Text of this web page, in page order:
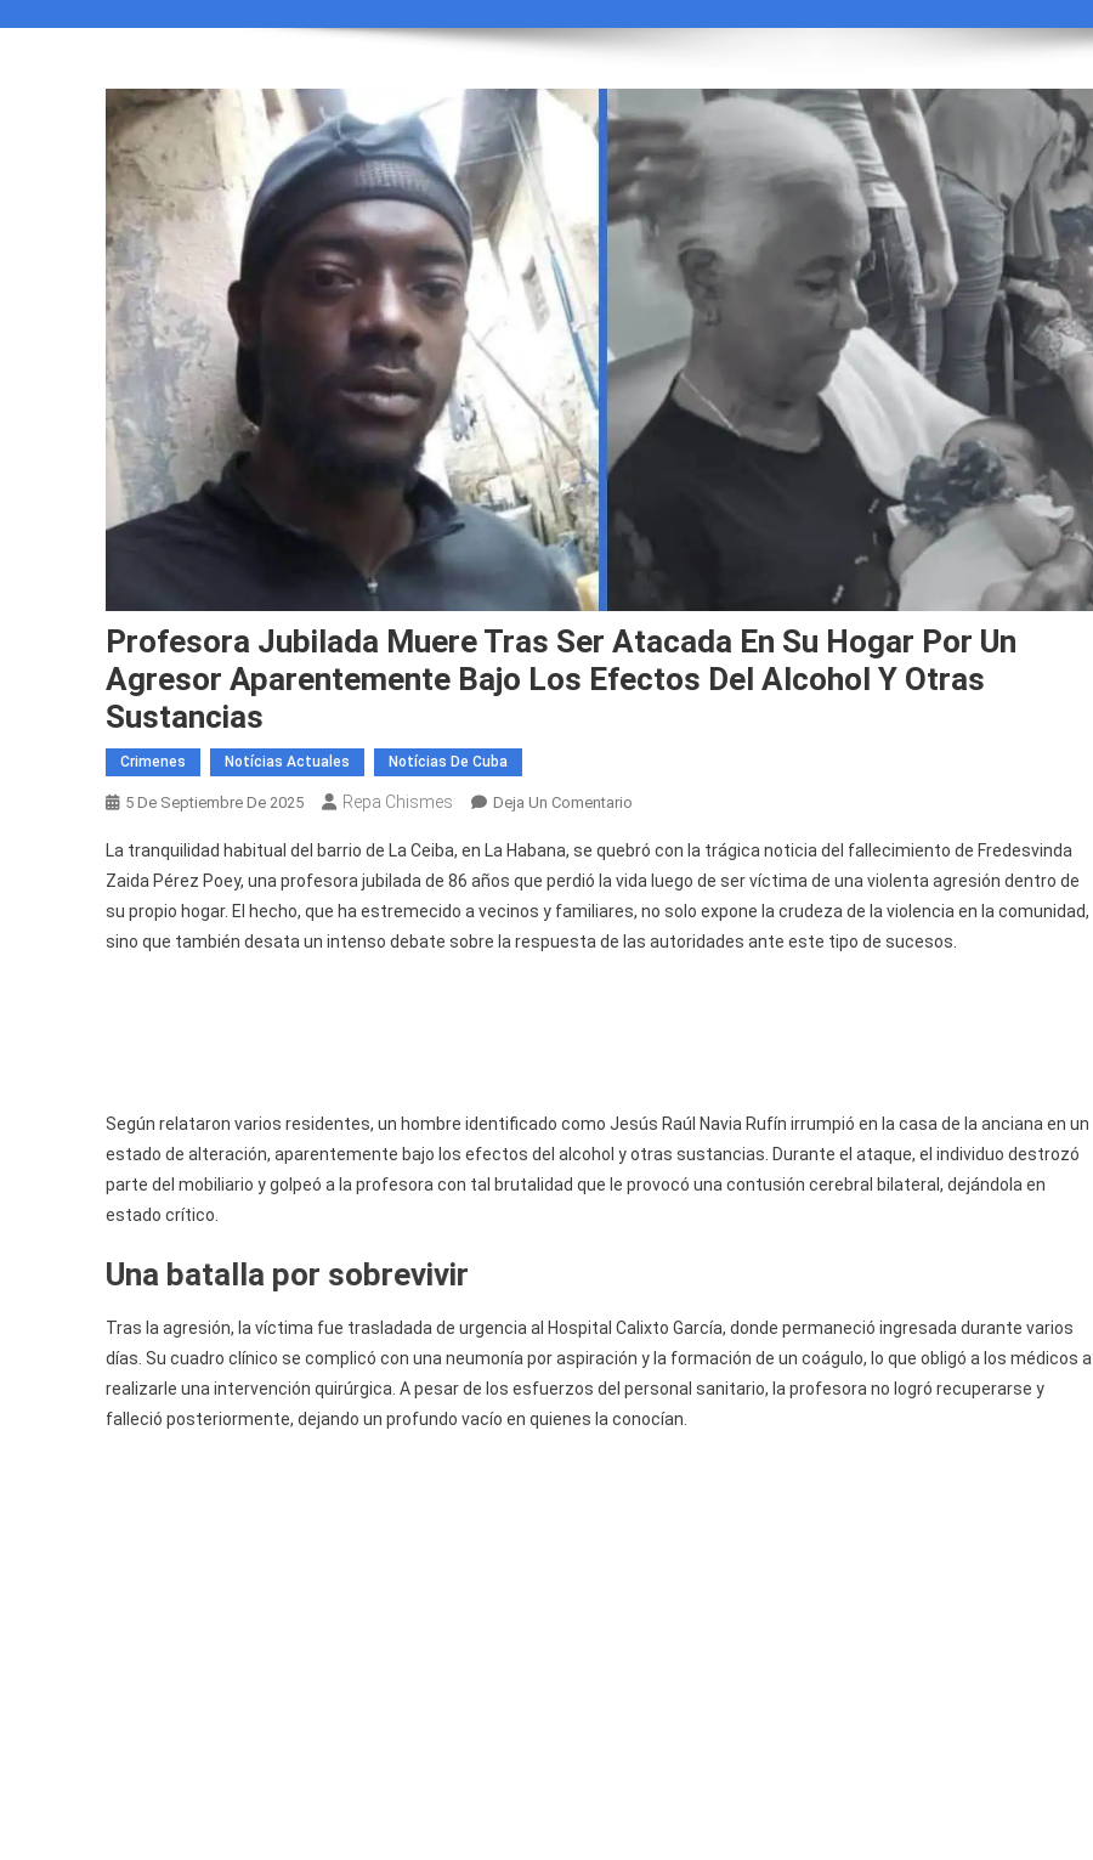
Profesora Jubilada Muere Tras Ser Atacada En Su Hogar Por Un
Agresor Aparentemente Bajo Los Efectos Del Alcohol Y Otras
Sustancias
Crimenes Notícias Actuales Notícias De Cuba
5 De Septiembre De 2025 Repa Chismes Deja Un Comentario
Jubilada
Muere
Tras
Ser
Aparentemente
Bajo
Y
Otras
Sustancias
La tranquilidad habitual del barrio de La Ceiba, en La Habana, se quebró con la trágica noticia del fallecimiento de Fredesvinda
Zaida Pérez Poey, una profesora jubilada de 86 años que perdió la vida luego de ser víctima de una violenta agresión dentro de
su propio hogar. El hecho, que ha estremecido a vecinos y familiares, no solo expone la crudeza de la violencia en la comunidad,
sino que también desata un intenso debate sobre la respuesta de las autoridades ante este tipo de sucesos.
Según relataron varios residentes, un hombre identificado como Jesús Raúl Navia Rufín irrumpió en la casa de la anciana en un
estado de alteración, aparentemente bajo los efectos del alcohol y otras sustancias. Durante el ataque, el individuo destrozó
parte del mobiliario y golpeó a la profesora con tal brutalidad que le provocó una contusión cerebral bilateral, dejándola en
estado crítico.
Una batalla por sobrevivir
Tras la agresión, la víctima fue trasladada de urgencia al Hospital Calixto García, donde permaneció ingresada durante varios
días. Su cuadro clínico se complicó con una neumonía por aspiración y la formación de un coágulo, lo que obligó a los médicos a
realizarle una intervención quirúrgica. A pesar de los esfuerzos del personal sanitario, la profesora no logró recuperarse y
falleció posteriormente, dejando un profundo vacío en quienes la conocían.